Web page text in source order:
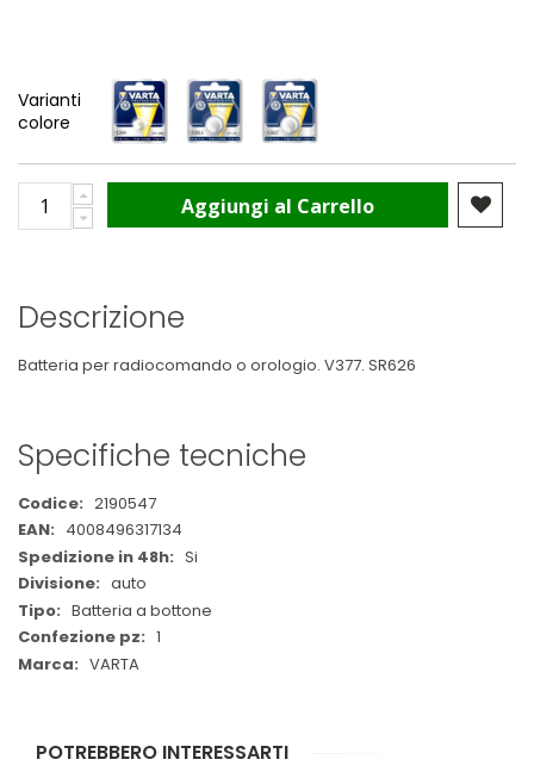
Varianti
colore
Aggiungi al Carrello
Descrizione
Batteria per radiocomando o orologio. V377. SR626
Specifiche tecniche
Maggiori
Informazioni
2190547
4008496317134
Si
auto
Batteria a bottone
1
VARTA
POTREBBERO INTERESSARTI